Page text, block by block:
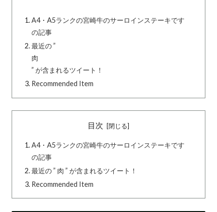
A4・A5ランクの宮崎牛のサーロインステーキです
の記事
最近の ”
肉
” が含まれるツイート！
Recommended Item
目次
A4・A5ランクの宮崎牛のサーロインステーキです
の記事
最近の ” 肉 ” が含まれるツイート！
Recommended Item